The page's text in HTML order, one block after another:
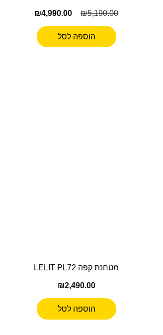
₪5,190.00
₪4,990.00
הוספה לסל
מטחנת קפה LELIT PL72
₪2,490.00
הוספה לסל